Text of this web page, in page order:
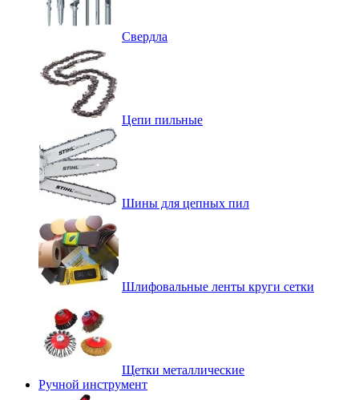
Свердла
Цепи пильные
Шины для цепных пил
Шлифовальные ленты круги сетки
Щетки металлические
Ручной инструмент